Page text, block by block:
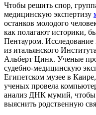
Чтобы решить спор,
медицинскую экспертизу
останков молодого
как полагают историки,
Пентауром. Исследование
из итальянского
Альберт Цинк. Ученые
судебно-медицинскую
Египетском музее в Каире,
ученых провела
анализ ДНК мумий, чтобы
выяснить родственную